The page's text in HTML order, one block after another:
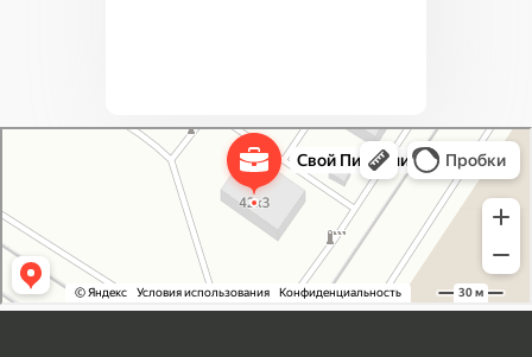
Питомник растений в Москве